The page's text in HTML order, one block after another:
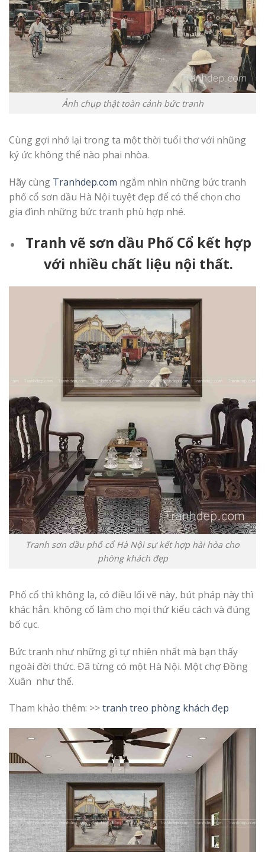
Ảnh chụp thật toàn cảnh bức tranh
Cùng gợi nhớ lại trong ta một thời tuổi thơ với nhũng
ký ức không thể nào phai nhòa.
Hãy cùng Tranhdep.com ngắm nhìn những bức tranh
phố cổ sơn dầu Hà Nội tuyệt đẹp để có thể chọn cho
gia đình những bức tranh phù hợp nhé.
Tranh vẽ sơn dầu Phố Cổ kết hợp
với nhiều chất liệu nội thất.
Tranh sơn dầu phố cổ Hà Nội sự kết hợp hài hòa cho
phòng khách đẹp
Phố cổ thì không lạ, có điều lối vẽ này, bút pháp này thì
khác hẳn. không cố làm cho mọi thứ kiểu cách và đúng
bố cục.
Bức tranh như những gì tự nhiên nhất mà bạn thấy
ngoài đời thức. Đã từng có một Hà Nội. Một chợ Đồng
Xuân như thế.
Tham khảo thêm: >>tranh treo phòng khách đẹp